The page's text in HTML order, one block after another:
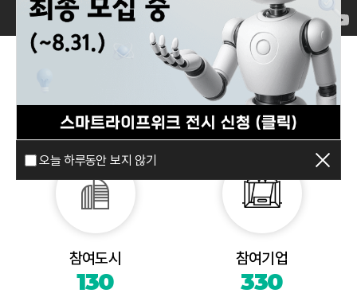
오늘 하루동안 보지 않기
2025 실적
2025 Performance
참여도시
130
참여기업
330